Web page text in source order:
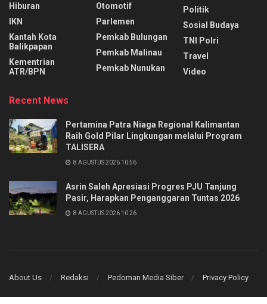
Hiburan
IKN
Kantah Kota
Balikpapan
Kementrian
ATR/BPN
Otomotif
Parlemen
Pemkab Bulungan
Pemkab Malinau
Pemkab Nunukan
Politik
Sosial Budaya
TNI Polri
Travel
Video
Recent News
Pertamina Patra Niaga Regional Kalimantan
Raih Gold Pilar Lingkungan melalui Program
TALISERA
8 AGUSTUS 2026 10:56
Asrin Saleh Apresiasi Progres PJU Tanjung
Pasir, Harapkan Penganggaran Tuntas 2026
8 AGUSTUS 2026 10:26
About Us Redaksi Pedoman Media Siber Privacy Policy